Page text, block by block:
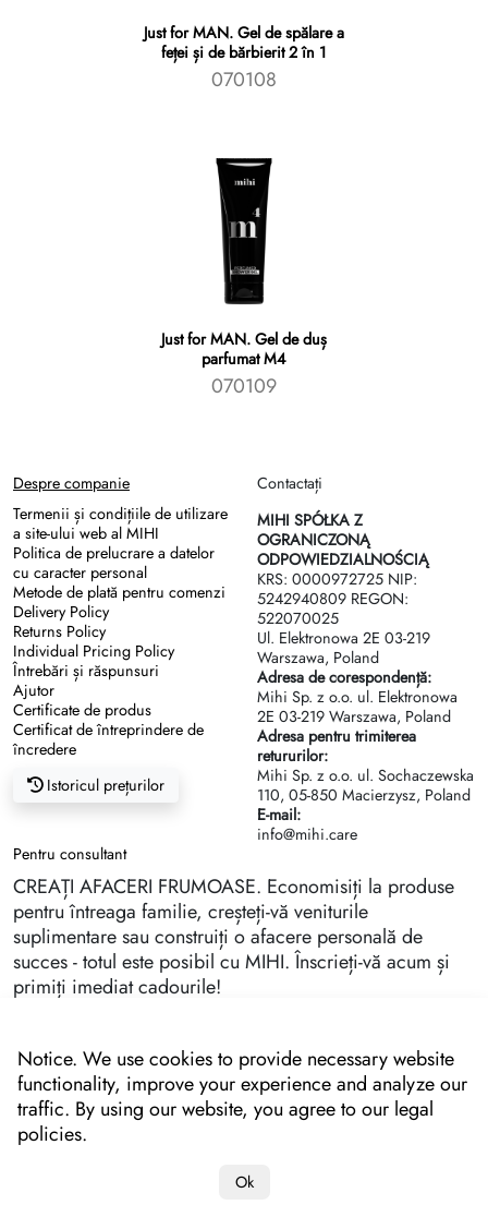
Just for MAN. Gel de spălare a
feței și de bărbierit 2 în 1
070108
Just for MAN. Gel de duș
parfumat M4
070109
Despre companie
Termenii și condițiile de utilizare
a site-ului web al MIHI
Politica de prelucrare a datelor
cu caracter personal
Metode de plată pentru comenzi
Delivery Policy
Returns Policy
Individual Pricing Policy
Întrebări și răspunsuri
Ajutor
Certificate de produs
Certificat de întreprindere de
încredere
Istoricul prețurilor
Contactați
MIHI SPÓŁKA Z
OGRANICZONĄ
ODPOWIEDZIALNOŚCIĄ
KRS: 0000972725 NIP:
5242940809 REGON:
522070025
Ul. Elektronowa 2Е 03-219
Warszawa, Poland
Adresa de corespondență:
Mihi Sp. z o.o. ul. Elektronowa
2Е 03-219 Warszawa, Poland
Adresa pentru trimiterea
retururilor:
Mihi Sp. z o.o. ul. Sochaczewska
110, 05-850 Macierzysz, Poland
E-mail:
info@mihi.care
Pentru consultant
CREAȚI AFACERI FRUMOASE. Economisiți la produse
pentru întreaga familie, creșteți-vă veniturile
suplimentare sau construiți o afacere personală de
succes - totul este posibil cu MIHI. Înscrieți-vă acum și
primiți imediat cadourile!
Notice. We use cookies to provide necessary website
functionality, improve your experience and analyze our
traffic. By using our website, you agree to our legal
policies.
Ok